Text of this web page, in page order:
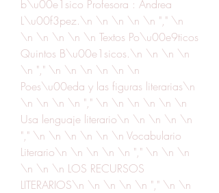
b\u00e1sico Profesora : Andrea
L\u00f3pez.\n \n \n \n \n "," \n
\n \n \n \n \n Textos Po\u00e9ticos
Quintos B\u00e1sicos.\n \n \n \n
\n "," \n \n \n \n \n \n
Poes\u00eda y las figuras literarias\n
\n \n \n \n "," \n \n \n \n \n \n
Usa lenguaje literario\n \n \n \n \n
"," \n \n \n \n \n \n Vocabulario
Literario\n \n \n \n \n "," \n \n \n
\n \n \n LOS RECURSOS
LITERARIOS\n \n \n \n \n "," \n \n